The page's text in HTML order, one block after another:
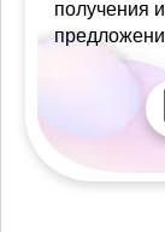
получения